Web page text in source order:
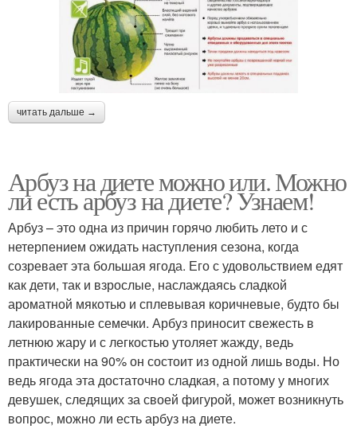
читать дальше →
Арбуз на диете можно или. Можно
ли есть арбуз на диете? Узнаем!
Арбуз – это одна из причин горячо любить лето и с
нетерпением ожидать наступления сезона, когда
созревает эта большая ягода. Его с удовольствием едят
как дети, так и взрослые, наслаждаясь сладкой
ароматной мякотью и сплевывая коричневые, будто бы
лакированные семечки. Арбуз приносит свежесть в
летнюю жару и с легкостью утоляет жажду, ведь
практически на 90% он состоит из одной лишь воды. Но
ведь ягода эта достаточно сладкая, а потому у многих
девушек, следящих за своей фигурой, может возникнуть
вопрос, можно ли есть арбуз на диете.